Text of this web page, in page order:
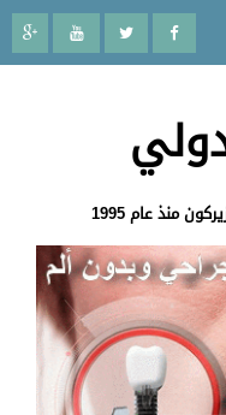
منذ عام 1995